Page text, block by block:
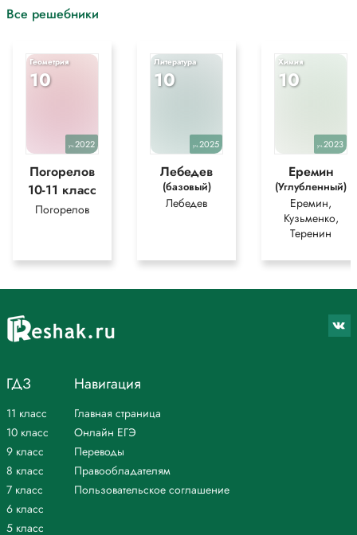
Все решебники
Геометрия
10
уч.2022
Погорелов
10-11 класс
Погорелов
Литература
10
уч.2025
Лебедев
(базовый)
Лебедев
Химия
10
уч.2023
Еремин
(Углубленный)
Еремин,
Кузьменко,
Теренин
ГДЗ
11 класс
10 класс
9 класс
8 класс
7 класс
6 класс
5 класс
Навигация
Главная страница
Онлайн ЕГЭ
Переводы
Правообладателям
Пользовательское соглашение